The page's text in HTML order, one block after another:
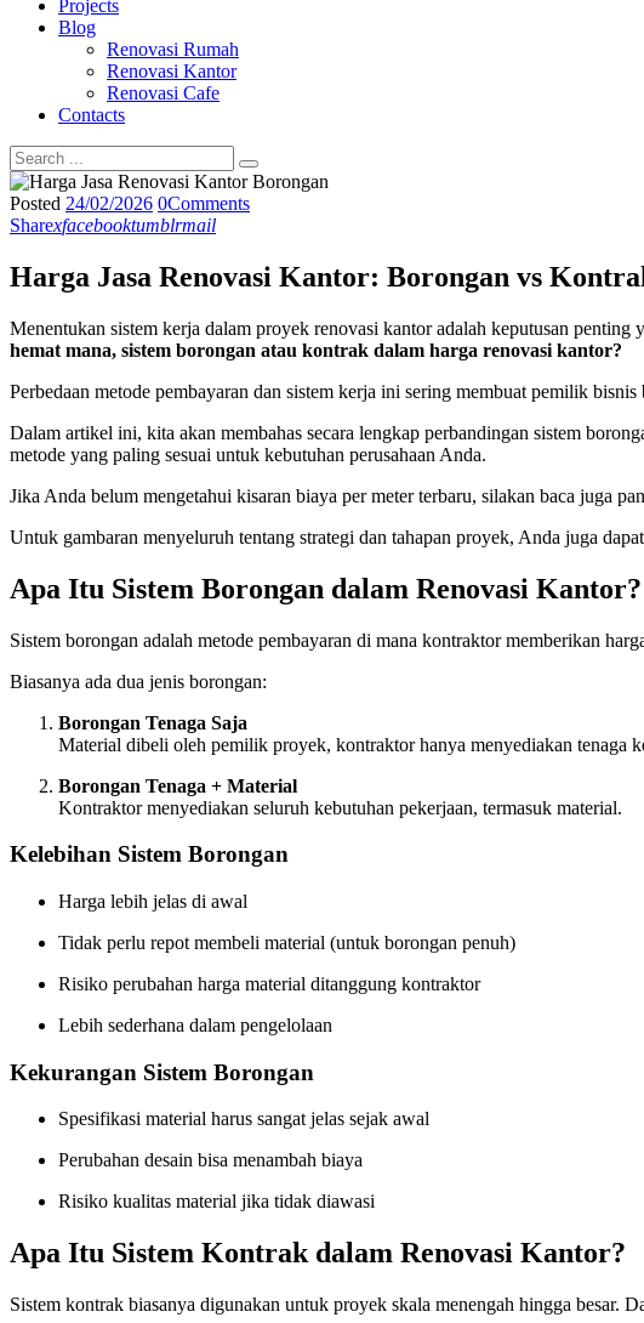
Projects
Blog
Renovasi Rumah
Renovasi Kantor
Renovasi Cafe
Contacts
Posted 24/02/2026 0Comments
Sharexfacebooktumblrmail
Harga Jasa Renovasi Kantor: Borongan vs
Menentukan sistem kerja dalam proyek renovasi kantor adalah keputusan
hemat mana, sistem borongan atau kontrak dalam harga renovasi kantor?
Perbedaan metode pembayaran dan sistem kerja ini sering membuat pemilik
Dalam artikel ini, kita akan membahas secara lengkap perbandingan sistem
metode yang paling sesuai untuk kebutuhan perusahaan Anda.
Jika Anda belum mengetahui kisaran biaya per meter terbaru, silakan baca juga
Untuk gambaran menyeluruh tentang strategi dan tahapan proyek, Anda juga
Apa Itu Sistem Borongan dalam Renovasi Kantor?
Sistem borongan adalah metode pembayaran di mana kontraktor memberikan
Biasanya ada dua jenis borongan:
Borongan Tenaga Saja
Material dibeli oleh pemilik proyek, kontraktor hanya menyediakan tenaga
Borongan Tenaga + Material
Kontraktor menyediakan seluruh kebutuhan pekerjaan, termasuk material.
Kelebihan Sistem Borongan
Harga lebih jelas di awal
Tidak perlu repot membeli material (untuk borongan penuh)
Risiko perubahan harga material ditanggung kontraktor
Lebih sederhana dalam pengelolaan
Kekurangan Sistem Borongan
Spesifikasi material harus sangat jelas sejak awal
Perubahan desain bisa menambah biaya
Risiko kualitas material jika tidak diawasi
Apa Itu Sistem Kontrak dalam Renovasi Kantor?
Sistem kontrak biasanya digunakan untuk proyek skala menengah hingga besar.